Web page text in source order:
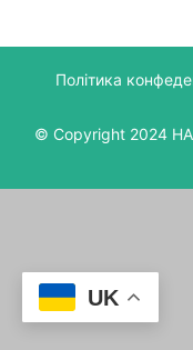
Політика
© Copyright 2024
UK